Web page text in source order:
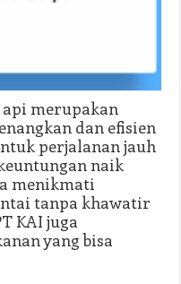
merupakan
dan efisien
perjalanan jauh
naik
menikmati
tanpa khawatir
KAI juga
yang bisa